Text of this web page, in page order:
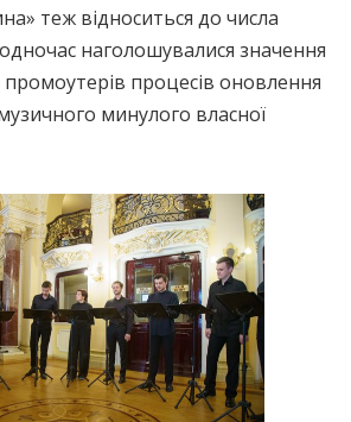
теж відноситься до числа
наголошувалися значення
промоутерів процесів оновлення
минулого власної